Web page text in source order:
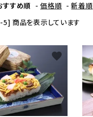
すすめ順 -価格順 -新着順
商品を表示しています
favorite